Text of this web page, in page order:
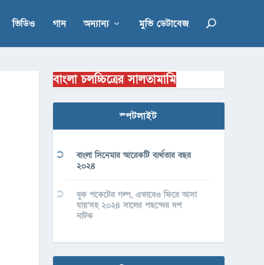
ভিডিও গান অন্যান্য মুভি ডেটাবেজ
বাংলা চলচ্চিত্রের সালতামামি
স্পটলাইট
বাংলা সিনেমার আরেকটি ব্যর্থতার বছর
২০২৪
বুক পকেটের গল্প, এভাবেও ফিরে আসা
যায়’সহ ২০২৪ সালের পছন্দের দশ
নাটক